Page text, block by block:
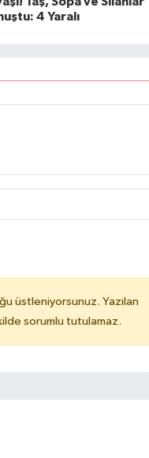
4 Yaralı
üstleniyorsunuz. Yazılan
sorumlu tutulamaz.